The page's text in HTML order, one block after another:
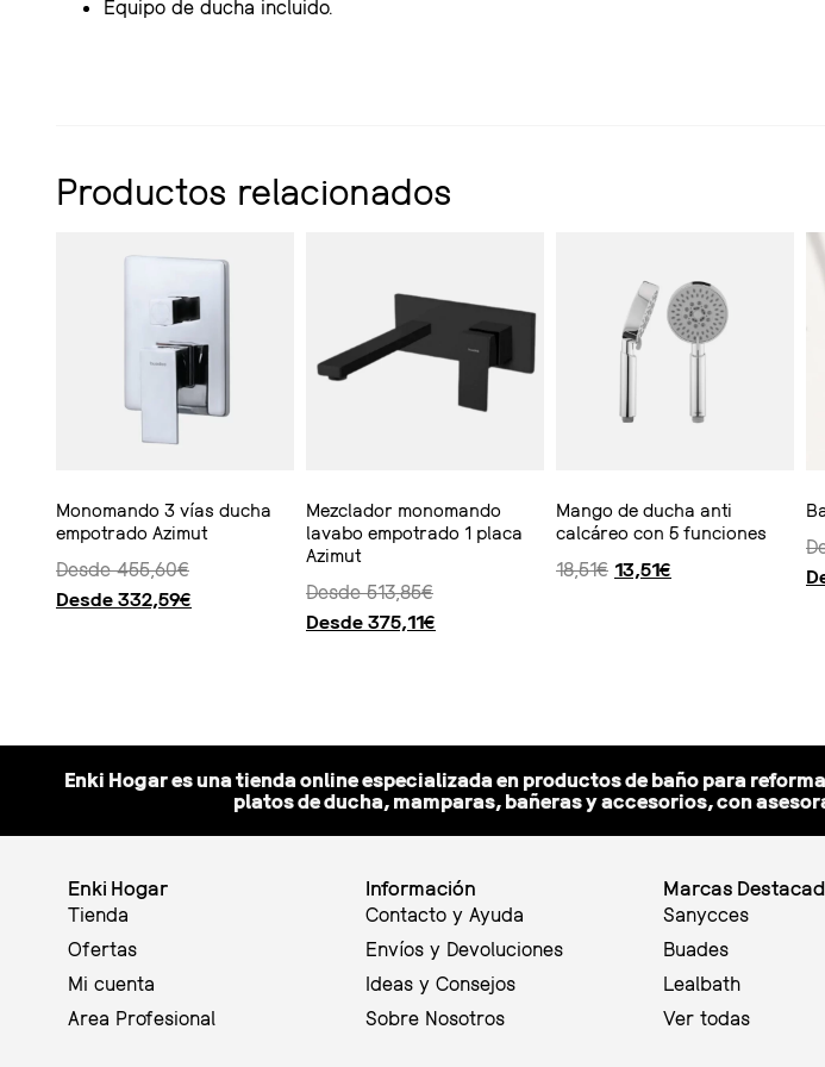
Equipo de ducha incluido.
Productos relacionados
Monomando 3 vías ducha
empotrado Azimut
Desde455,60€
Desde 332,59€
Mezclador monomando
lavabo empotrado 1 placa
Azimut
Desde513,85€
Desde 375,11€
Mango de ducha anti
calcáreo con 5 funciones
18,51€ 13,51€
Enki Hogar es una tienda online especializada en productos de baño para
platos de ducha, mamparas, bañeras y accesorios, con
Enki Hogar
Tienda
Ofertas
Mi cuenta
Area Profesional
Información
Contacto y Ayuda
Envíos y Devoluciones
Ideas y Consejos
Sobre Nosotros
Marcas
Sanycces
Buades
Lealbath
Ver todas